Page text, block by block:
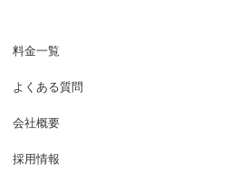
料金一覧
よくある質問
会社概要
採用情報